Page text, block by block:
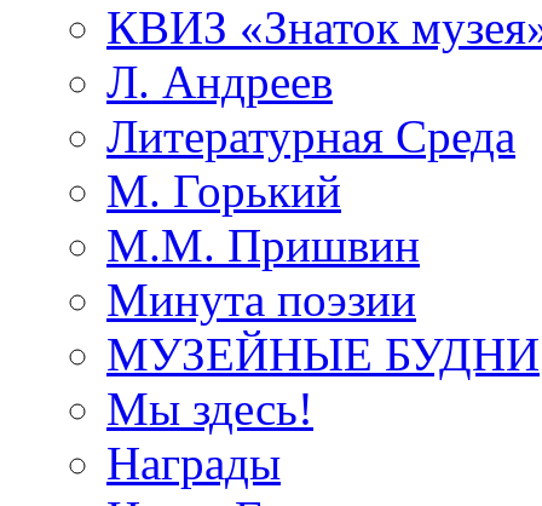
КВИЗ «Знаток
Л. Андреев
Литературная Среда
М. Горький
М.М. Пришвин
Минута поэзии
МУЗЕЙНЫЕ БУДНИ
Мы здесь!
Награды